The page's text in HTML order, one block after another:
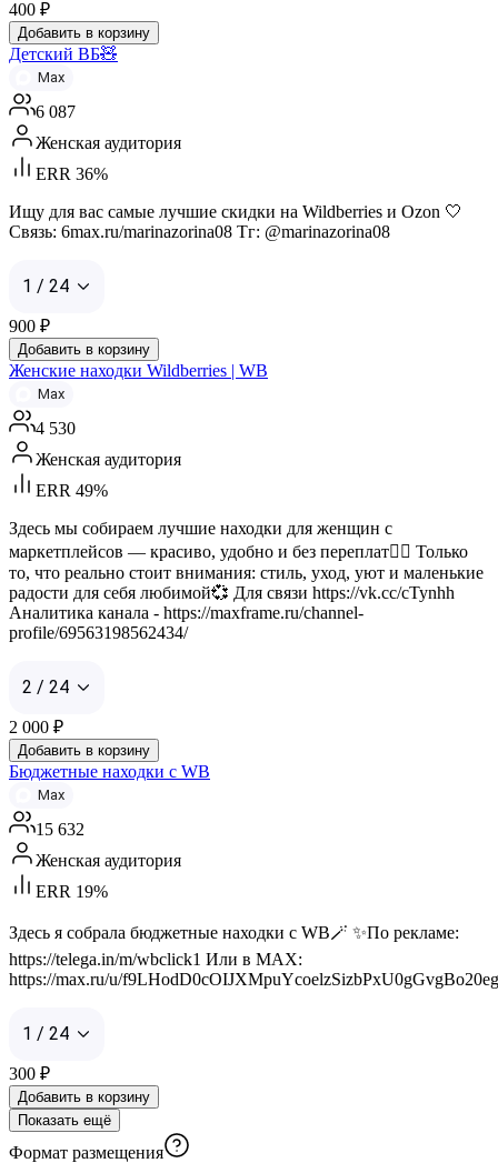
400 ₽
Добавить в корзину
Детский ВБ🧸
Max
6 087
Женская аудитория
ERR 36%
Ищу для вас самые лучшие скидки на Wildberries и Ozon 🤍
Связь: 6max.ru/marinazorina08 Тг: @marinazorina08
1 / 24
900 ₽
Добавить в корзину
Женские находки Wildberries | WB
Max
4 530
Женская аудитория
ERR 49%
Здесь мы собираем лучшие находки для женщин с
маркетплейсов — красиво, удобно и без переплат❤️‍🔥 Только
то, что реально стоит внимания: стиль, уход, уют и маленькие
радости для себя любимой💞 Для связи https://vk.cc/cTynhh
Аналитика канала - https://maxframe.ru/channel-
profile/69563198562434/
2 / 24
2 000 ₽
Добавить в корзину
Бюджетные находки с WB
Max
15 632
Женская аудитория
ERR 19%
Здесь я собрала бюджетные находки с WB🪄 ✨По рекламе:
https://telega.in/m/wbclick1 Или в МАХ:
https://max.ru/u/
1 / 24
300 ₽
Добавить в корзину
Показать ещё
Формат размещения